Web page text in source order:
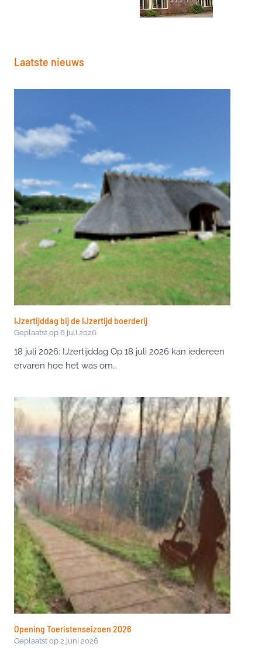
Laatste nieuws
IJzertijddag bij de IJzertijd boerderij
Geplaatst op 6 juli 2026
18 juli 2026: IJzertijddag Op 18 juli 2026 kan iedereen
ervaren hoe het was om…
Opening Toeristenseizoen 2026
Geplaatst op 2 juni 2026